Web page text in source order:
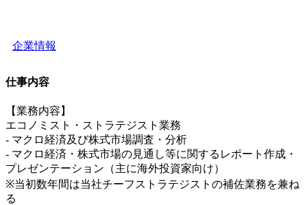
企業情報
仕事内容
【業務内容】
エコノミスト・ストラテジスト業務
- マクロ経済及び株式市場調査・分析
- マクロ経済・株式市場の見通し等に関するレポート作成・
プレゼンテーション（主に海外投資家向け）
※当初数年間は当社チーフストラテジストの補佐業務を兼ね
る